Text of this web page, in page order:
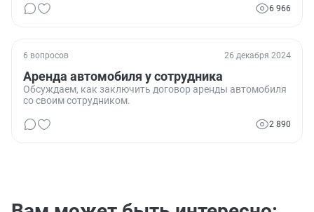
6 966
6 вопросов 26 декабря 2024
Аренда автомобиля у сотрудника
Обсуждаем, как заключить договор аренды автомобиля
со своим сотрудником.
2 890